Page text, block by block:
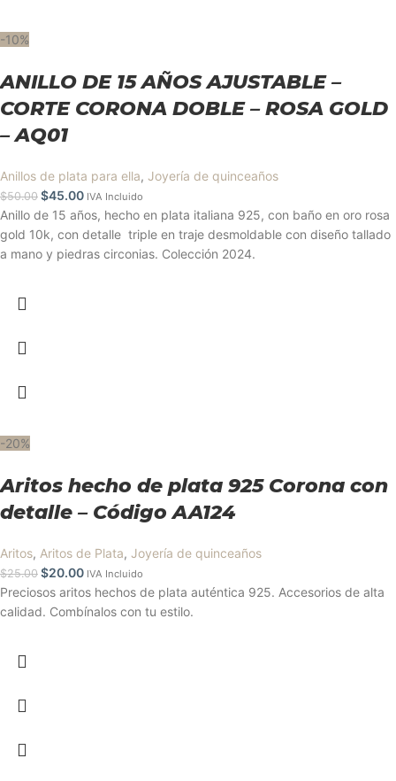
-10%
ANILLO DE 15 AÑOS AJUSTABLE –
CORTE CORONA DOBLE – ROSA GOLD
– AQ01
Anillos de plata para ella, Joyería de quinceaños
$50.00 $45.00 IVA Incluido
Anillo de 15 años, hecho en plata italiana 925, con baño en oro rosa
gold 10k, con detalle triple en traje desmoldable con diseño tallado
a mano y piedras circonias. Colección 2024.
-20%
Aritos hecho de plata 925 Corona con
detalle – Código AA124
Aritos, Aritos de Plata, Joyería de quinceaños
$25.00 $20.00 IVA Incluido
Preciosos aritos hechos de plata auténtica 925. Accesorios de alta
calidad. Combínalos con tu estilo.